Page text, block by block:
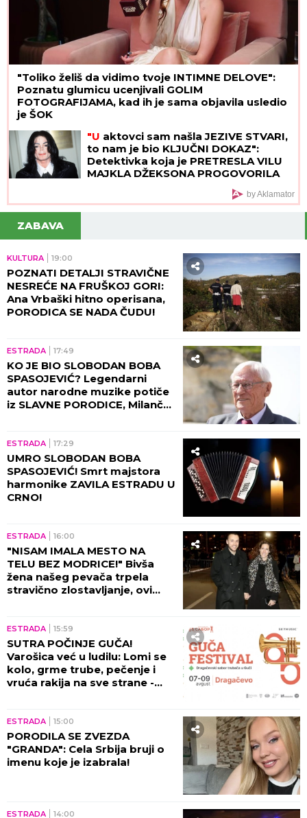
"Toliko želiš da vidimo tvoje INTIMNE DELOVE":
Poznatu glumicu ucenjivali GOLIM
FOTOGRAFIJAMA, kad ih je sama objavila usledio
je ŠOK
"U aktovci sam našla JEZIVE STVARI,
to nam je bio KLJUČNI DOKAZ":
Detektivka koja je PRETRESLA VILU
MAJKLA DŽEKSONA PROGOVORILA
by Aklamator
ZABAVA
KULTURA 19:00
POZNATI DETALJI STRAVIČNE
NESREĆE NA FRUŠKOJ GORI:
Ana Vrbaški hitno operisana,
PORODICA SE NADA ČUDU!
ESTRADA 17:49
KO JE BIO SLOBODAN BOBA
SPASOJEVIĆ? Legendarni
autor narodne muzike potiče
iz SLAVNE PORODICE, Milanče
ESTRADA 17:29
UMRO SLOBODAN BOBA
SPASOJEVIĆ! Smrt majstora
harmonike ZAVILA ESTRADU U
CRNO!
ESTRADA 16:00
"NISAM IMALA MESTO NA
TELU BEZ MODRICE!" Bivša
žena našeg pevača trpela
stravično zlostavljanje, ovi
ESTRADA 15:59
SUTRA POČINJE GUČA!
Varošica već u ludilu: Lomi se
kolo, grme trube, pečenje i
vruća rakija na sve strane -
ESTRADA 15:00
PORODILA SE ZVEZDA
"GRANDA": Cela Srbija bruji o
imenu koje je izabrala!
ESTRADA 14:00